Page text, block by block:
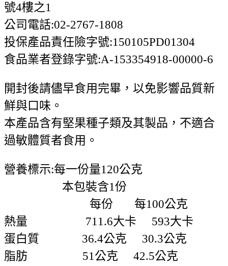
號4樓之1
公司電話:02-2767-1808
投保產品責任險字號:150105PD01304
食品業者登錄字號:A-153354918-00000-6
開封後請儘早食用完畢，以免影響品質新
鮮與口味。
本產品含有堅果種子類及其製品，不適合
過敏體質者食用。
營養標示:每一份量120公克
本包裝含1份
每份 每100公克
熱量 711.6大卡 593大卡
蛋白質 36.4公克 30.3公克
脂肪 51公克 42.5公克